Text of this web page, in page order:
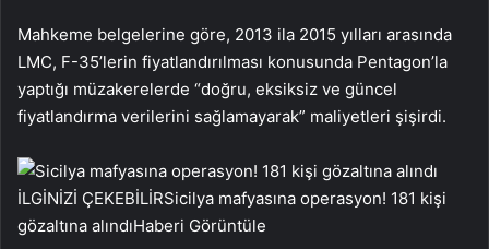
Mahkeme belgelerine göre, 2013 ila 2015 yılları arasında
LMC, F-35’lerin fiyatlandırılması konusunda Pentagon’la
yaptığı müzakerelerde “doğru, eksiksiz ve güncel
fiyatlandırma verilerini sağlamayarak” maliyetleri şişirdi.
İLGİNİZİ ÇEKEBİLİRSicilya mafyasına operasyon! 181 kişi
gözaltına alındıHaberi Görüntüle